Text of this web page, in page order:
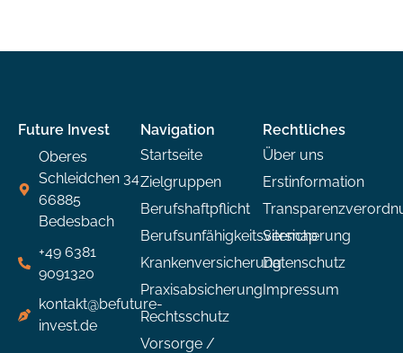
Future Invest
Oberes
Schleidchen 34
66885
Bedesbach
+49 6381
9091320
kontakt@befuture-
invest.de
Navigation
Startseite
Zielgruppen
Berufshaftpflicht
Berufsunfähigkeitsversicherung
Krankenversicherung
Praxisabsicherung
Rechtsschutz
Vorsorge /
Rechtliches
Über uns
Erstinformation
Sitemap
Datenschutz
Impressum